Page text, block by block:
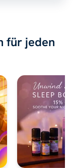
für jeden